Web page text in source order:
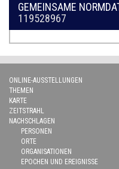
GEMEINSAME
119528967
ONLINE-AUSSTELLUNGEN
THEMEN
KARTE
ZEITSTRAHL
NACHSCHLAGEN
PERSONEN
ORTE
ORGANISATIONEN
EPOCHEN UND EREIGNISSE